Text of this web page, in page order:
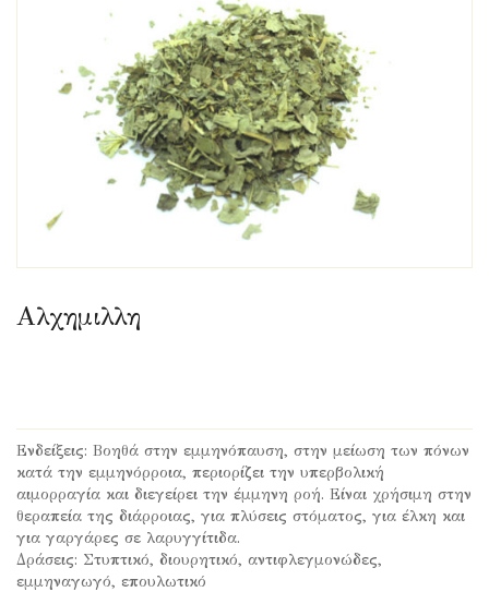
Καλλυντικά ? Blog
Αλχημιλλη
Ενδείξεις: Βοηθά στην εμμηνόπαυση, στην μείωση των πόνων
κατά την εμμηνόρροια, περιορίζει την υπερβολική
αιμορραγία και διεγείρει την έμμηνη ροή. Είναι χρήσιμη στην
θεραπεία της διάρροιας, για πλύσεις στόματος, για έλκη και
για γαργάρες σε λαρυγγίτιδα.
Δράσεις: Στυπτικό, διουρητικό, αντιφλεγμονώδες,
εμμηναγωγό, επουλωτικό